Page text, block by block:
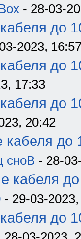
- 28-03-
до
2023, 16:57
до
17:33
до
20:42
до
сноВ - 28-
кабеля до
- 29-03-
до